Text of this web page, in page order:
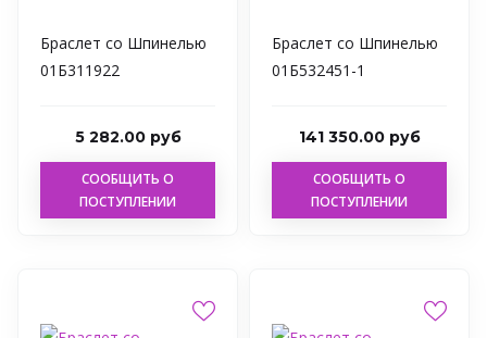
Браслет со Шпинелью
01Б311922
5 282.00 руб
СООБЩИТЬ О
ПОСТУПЛЕНИИ
Браслет со Шпинелью
01Б532451-1
141 350.00 руб
СООБЩИТЬ О
ПОСТУПЛЕНИИ